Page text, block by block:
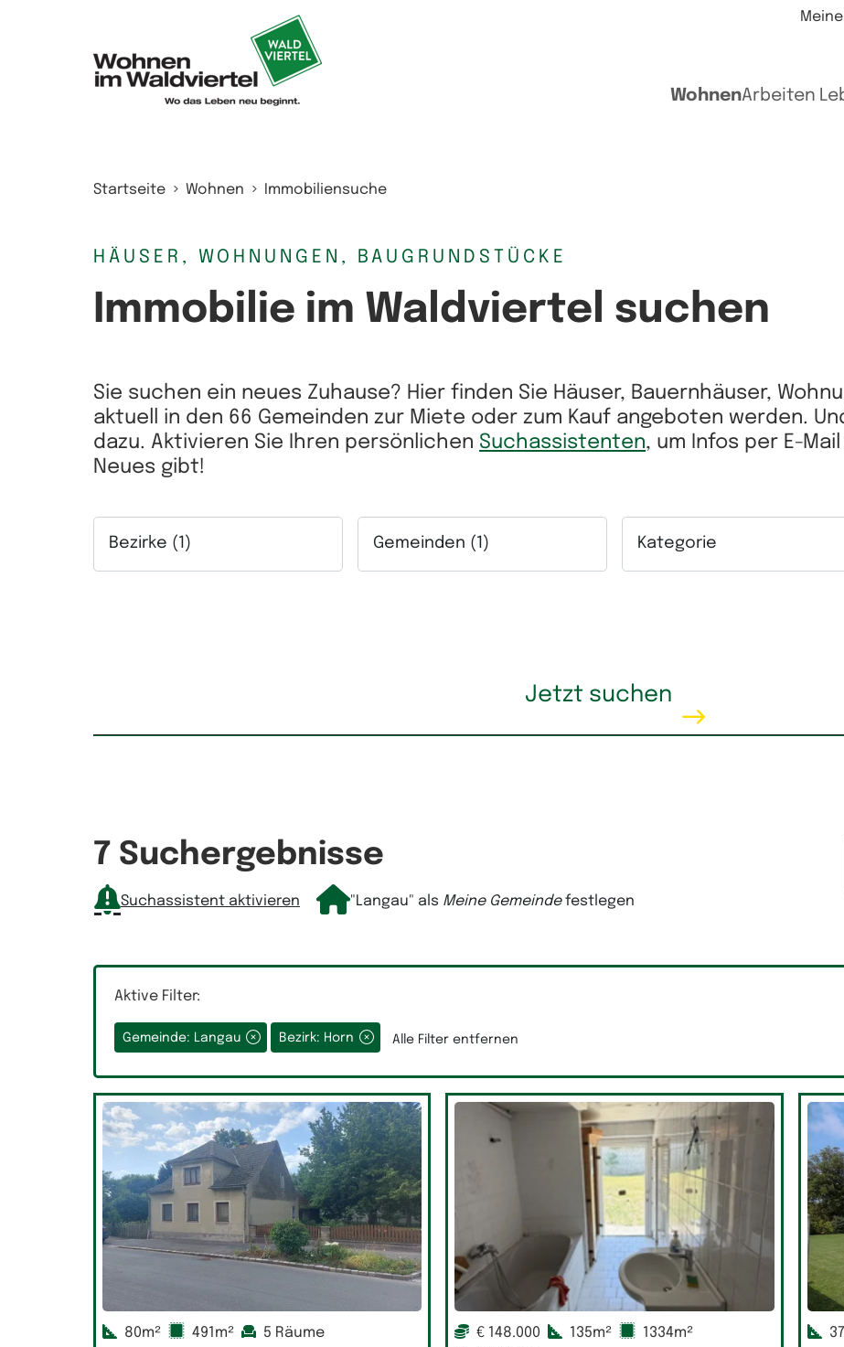
WohnenArbeiten
Startseite Wohnen Immobiliensuche
HÄUSER, WOHNUNGEN, BAUGRUNDSTÜCKE
Immobilie im Waldviertel suchen
Sie suchen ein neues Zuhause? Hier finden Sie Häuser, Bauernhäuser,
aktuell in den 66 Gemeinden zur Miete oder zum Kauf angeboten werden.
dazu. Aktivieren Sie Ihren persönlichen Suchassistenten, um Infos per E-
Neues gibt!
Bezirke (1) Gemeinden (1) Kategorie
Auswahlfeld Räume.
Jetzt suchen
7 Suchergebnisse
Suchassistent aktivieren "Langau" als Meine Gemeindefestlegen
Aktive Filter:
Gemeinde: Langau Bezirk: Horn Alle Filter entfernen
80m² 491m² 5 Räume € 148.000 135m²
1334m²